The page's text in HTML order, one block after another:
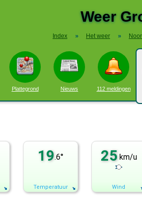
Weer
Index » Het weer »
Plattegrond Nieuws 112 meldingen
19.6°
Temperatuur
25 km/u
Wind